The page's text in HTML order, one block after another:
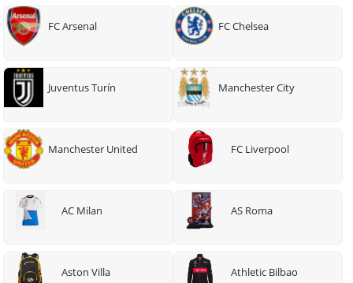
FC Arsenal FC Chelsea
Juventus Turín Manchester City
Manchester United FC Liverpool
AC Milan AS Roma
Aston Villa Athletic Bilbao